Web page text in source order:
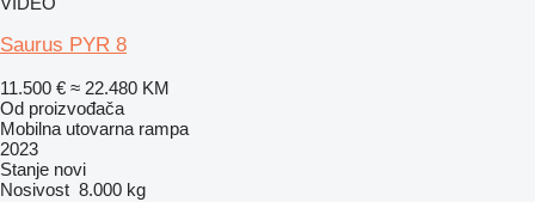
Saurus PYR 8
11.500 € ≈ 22.480 KM
Od proizvođača
Mobilna utovarna rampa
2023
Stanje novi
Nosivost 8.000 kg